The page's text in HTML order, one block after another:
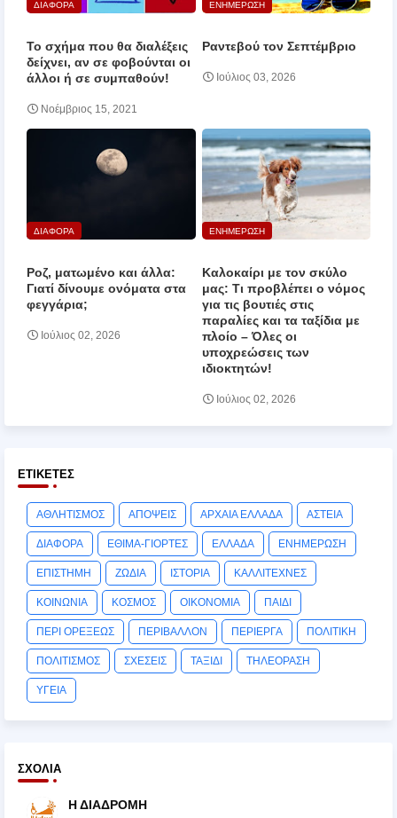
ΔΙΑΦΟΡΑ
Το σχήμα που θα διαλέξεις
δείχνει, αν σε φοβούνται οι
άλλοι ή σε συμπαθούν!
Νοέμβριος 15, 2021
ΕΝΗΜΕΡΩΣΗ
Ραντεβού τον Σεπτέμβριο
Ιούλιος 03, 2026
ΔΙΑΦΟΡΑ
Ροζ, ματωμένο και άλλα:
Γιατί δίνουμε ονόματα στα
φεγγάρια;
Ιούλιος 02, 2026
ΕΝΗΜΕΡΩΣΗ
Καλοκαίρι με τον σκύλο
μας: Τι προβλέπει ο νόμος
για τις βουτιές στις
παραλίες και τα ταξίδια με
πλοίο – Όλες οι
υποχρεώσεις των
ιδιοκτητών!
Ιούλιος 02, 2026
ΕΤΙΚΈΤΕΣ
ΑΘΛΗΤΙΣΜΟΣ ΑΠΟΨΕΙΣ ΑΡΧΑΙΑ ΕΛΛΑΔΑ ΑΣΤΕΙΑ
ΔΙΑΦΟΡΑ ΕΘΙΜΑ-ΓΙΟΡΤΕΣ ΕΛΛΑΔΑ ΕΝΗΜΕΡΩΣΗ
ΕΠΙΣΤΗΜΗ ΖΩΔΙΑ ΙΣΤΟΡΙΑ ΚΑΛΛΙΤΕΧΝΕΣ
ΚΟΙΝΩΝΙΑ ΚΟΣΜΟΣ ΟΙΚΟΝΟΜΙΑ ΠΑΙΔΙ
ΠΕΡΙ ΟΡΕΞΕΩΣ ΠΕΡΙΒΑΛΛΟΝ ΠΕΡΙΕΡΓΑ ΠΟΛΙΤΙΚΗ
ΠΟΛΙΤΙΣΜΟΣ ΣΧΕΣΕΙΣ ΤΑΞΙΔΙ ΤΗΛΕΟΡΑΣΗ
ΥΓΕΙΑ
ΣΧΌΛΙΑ
Η ΔΙΑΔΡΟΜΗ